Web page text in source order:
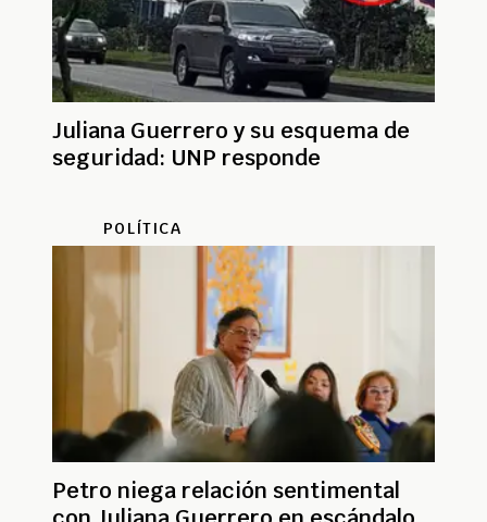
Juliana Guerrero y su esquema de
seguridad: UNP responde
POLÍTICA
Petro niega relación sentimental